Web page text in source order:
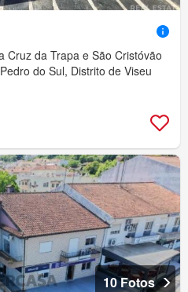
Cruz da Trapa e São Cristóvão
do Sul, Distrito de Viseu
10 Fotos